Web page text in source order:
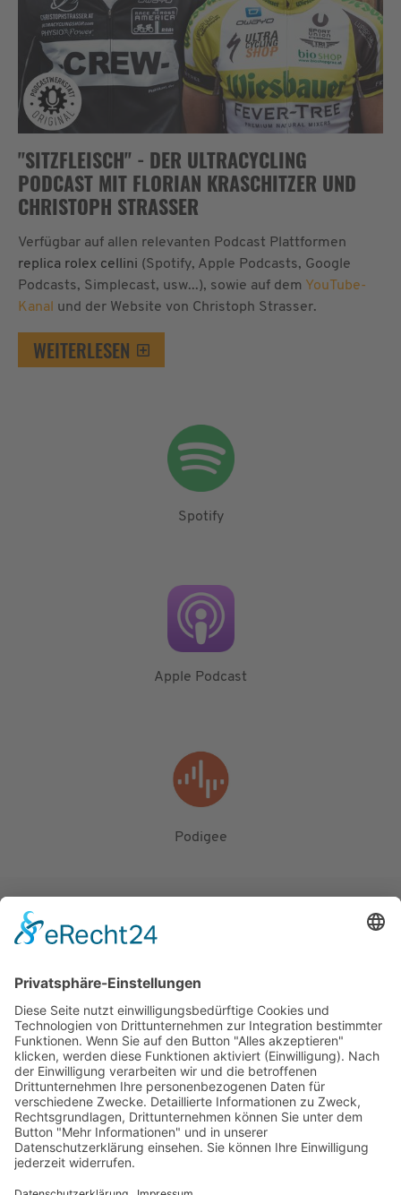
"SITZFLEISCH" - DER ULTRACYCLING
PODCAST MIT FLORIAN KRASCHITZER UND
CHRISTOPH STRASSER
Verfügbar auf allen relevanten Podcast Plattformen
replica rolex cellini (Spotify, Apple Podcasts, Google
Podcasts, Simplecast, usw...), sowie auf dem YouTube-
Kanal und der Website von Christoph Strasser.
WEITERLESEN
Spotify
Apple Podcast
Podigee